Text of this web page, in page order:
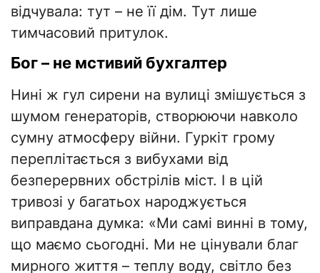
відчувала: тут – не її дім. Тут лише
тимчасовий притулок.
Бог – не мстивий бухгалтер
Нині ж гул сирени на вулиці змішується з
шумом генераторів, створюючи навколо
сумну атмосферу війни. Гуркіт грому
переплітається з вибухами від
безперервних обстрілів міст. І в цій
тривозі у багатьох народжується
виправдана думка: «Ми самі винні в тому,
що маємо сьогодні. Ми не цінували благ
мирного життя – теплу воду, світло без